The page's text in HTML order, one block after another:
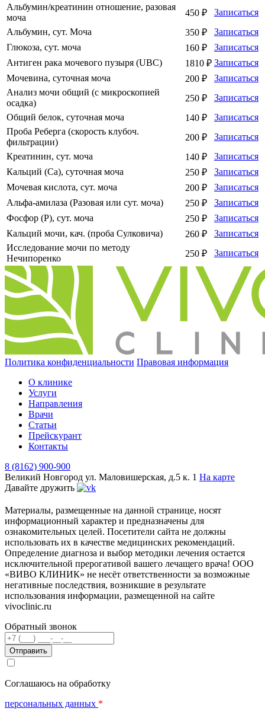
Альбумин/креатинин отношение, разовая
моча
450 ₽
Записаться
Альбумин, сут. Моча
350 ₽
Записаться
Глюкоза, сут. моча
160 ₽
Записаться
Антиген рака мочевого пузыря (UBC)
1810 ₽ Записаться
Мочевина, суточная моча
200 ₽
Записаться
Анализ мочи общий (с микроскопией
осадка)
250 ₽
Записаться
Общий белок, суточная моча
140 ₽
Записаться
Проба Реберга (скорость клубоч.
фильтрации)
200 ₽
Записаться
Креатинин, сут. моча
140 ₽
Записаться
Кальций (Ca), суточная моча
250 ₽
Записаться
Мочевая кислота, сут. моча
200 ₽
Записаться
Альфа-амилаза (Разовая или сут. моча)
250 ₽
Записаться
Фосфор (P), сут. моча
250 ₽
Записаться
Кальций мочи, кач. (проба Сулковича)
260 ₽
Записаться
Исследование мочи по методу
Нечипоренко
250 ₽ Записаться
Политика конфиденциальности Правовая информация
О клинике
Услуги
Направления
Врачи
Статьи
Прейскурант
Контакты
8 (8162) 900-900
Великий Новгород ул. Маловишерская, д.5 к. 1 На карте
Давайте дружить
Материалы, размещенные на данной странице, носят
информационный характер и предназначены для
ознакомительных целей. Посетители сайта не должны
использовать их в качестве медицинских рекомендаций.
Определение диагноза и выбор методики лечения остается
исключительной прерогативой вашего лечащего врача! ООО
«ВИВО КЛИНИК» не несёт ответственности за возможные
негативные последствия, возникшие в результате
использования информации, размещенной на сайте
vivoclinic.ru
Обратный звонок
Телефон
Соглашаюсь на обработку
персональных данных *